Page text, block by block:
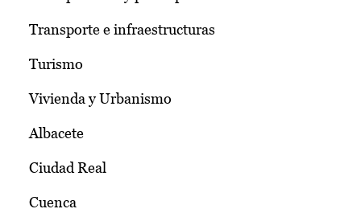
Transporte e infraestructuras
Turismo
Vivienda y Urbanismo
Albacete
Ciudad Real
Cuenca